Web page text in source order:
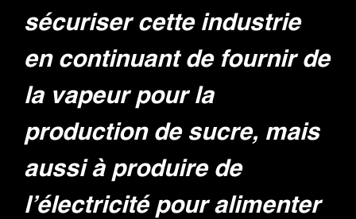
sécuriser cette industrie
en continuant de fournir de
la vapeur pour la
production de sucre, mais
aussi à produire de
l’électricité pour alimenter